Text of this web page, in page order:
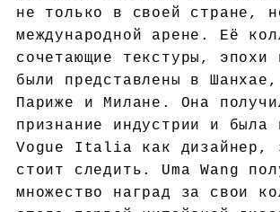
не только в своей стране,
международной арене. Её
сочетающие текстуры, эпохи
были представлены в
Париже и Милане. Она
признание индустрии и была
Vogue Italia как дизайнер,
стоит следить. Uma Wang
множество наград за свои